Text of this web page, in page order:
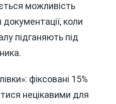
можливість
документації, коли
підганяють під
фіксовані 15%
нецікавими для